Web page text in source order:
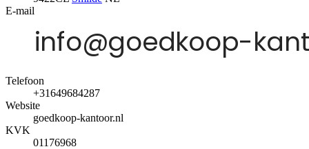
E-mail
Telefoon
+31649684287
Website
goedkoop-kantoor.nl
KVK
01176968